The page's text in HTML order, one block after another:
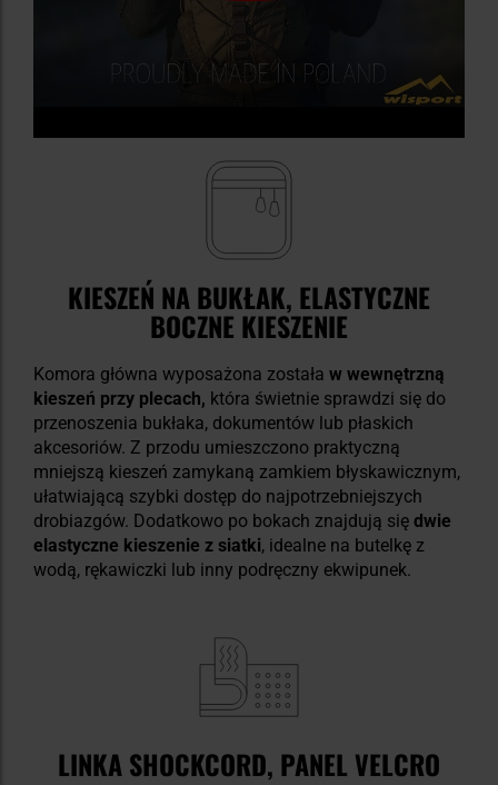
KIESZEŃ NA BUKŁAK, ELASTYCZNE
BOCZNE KIESZENIE
Komora główna wyposażona została w wewnętrzną
kieszeń przy plecach, która świetnie sprawdzi się do
przenoszenia bukłaka, dokumentów lub płaskich
akcesoriów. Z przodu umieszczono praktyczną
mniejszą kieszeń zamykaną zamkiem błyskawicznym,
ułatwiającą szybki dostęp do najpotrzebniejszych
drobiazgów. Dodatkowo po bokach znajdują się dwie
elastyczne kieszenie z siatki, idealne na butelkę z
wodą, rękawiczki lub inny podręczny ekwipunek.
LINKA SHOCKCORD, PANEL VELCRO